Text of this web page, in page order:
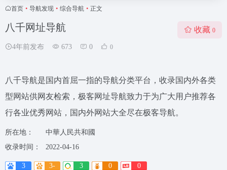
首页 • 导航发现 • 综合导航 • 正文
八千网址导航
4年前发布 673 0 0
收藏 0
八千导航是国内首屈一指的导航分类平台，收录国内外各类
型网站供网友检索，极客网址导航致力于为广大用户推荐各
行各业优秀网站，国内外网站大全尽在极客导航。
所在地：
中華人民共和國
收录时间：
2022-04-16
3 3- 3 0 0